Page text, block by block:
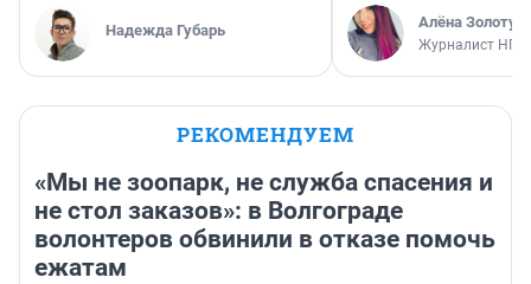
Надежда Губарь Алёна
Журналист НГС
РЕКОМЕНДУЕМ
«Мы не зоопарк, не служба спасения и
не стол заказов»: в Волгограде
волонтеров обвинили в отказе помочь
ежатам